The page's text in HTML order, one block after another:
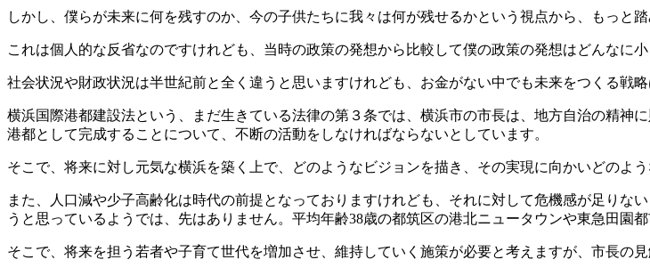
しかし、僕らが未来に何を残すのか、今の子供たちに我々は何が残せるかという視点から、もっと
これは個人的な反省なのですけれども、当時の政策の発想から比較して僕の政策の発想はどんなに
社会状況や財政状況は半世紀前と全く違うと思いますけれども、お金がない中でも未来をつくる戦
横浜国際港都建設法という、まだ生きている法律の第３条では、横浜市の市長は、地方自治の精神
港都として完成することについて、不断の活動をしなければならないとしています。
そこで、将来に対し元気な横浜を築く上で、どのようなビジョンを描き、その実現に向かいどのよ
また、人口減や少子高齢化は時代の前提となっておりますけれども、それに対して危機感が足り
うと思っているようでは、先はありません。平均年齢38歳の都筑区の港北ニュータウンや東急田園
そこで、将来を担う若者や子育て世代を増加させ、維持していく施策が必要と考えますが、市長の見